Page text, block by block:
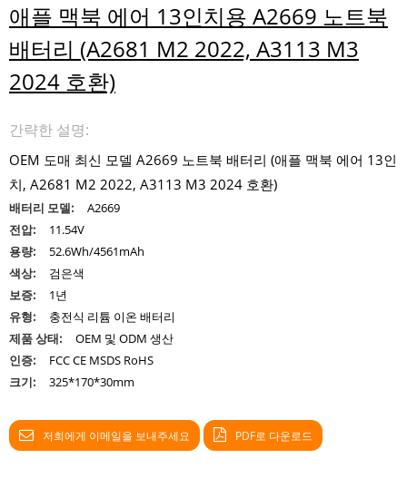
애플 맥북 에어 13인치용 A2669 노트북
배터리 (A2681 M2 2022, A3113 M3
2024 호환)
간략한 설명:
OEM 도매 최신 모델 A2669 노트북 배터리 (애플 맥북 에어 13인
치, A2681 M2 2022, A3113 M3 2024 호환)
배터리 모델:
A2669
전압:
11.54V
용량:
52.6Wh/4561mAh
색상:
검은색
보증:
1년
유형:
충전식 리튬 이온 배터리
제품 상태:
OEM 및 ODM 생산
인증:
FCC CE MSDS RoHS
크기:
325*170*30mm
저희에게 이메일을 보내주세요 PDF로 다운로드